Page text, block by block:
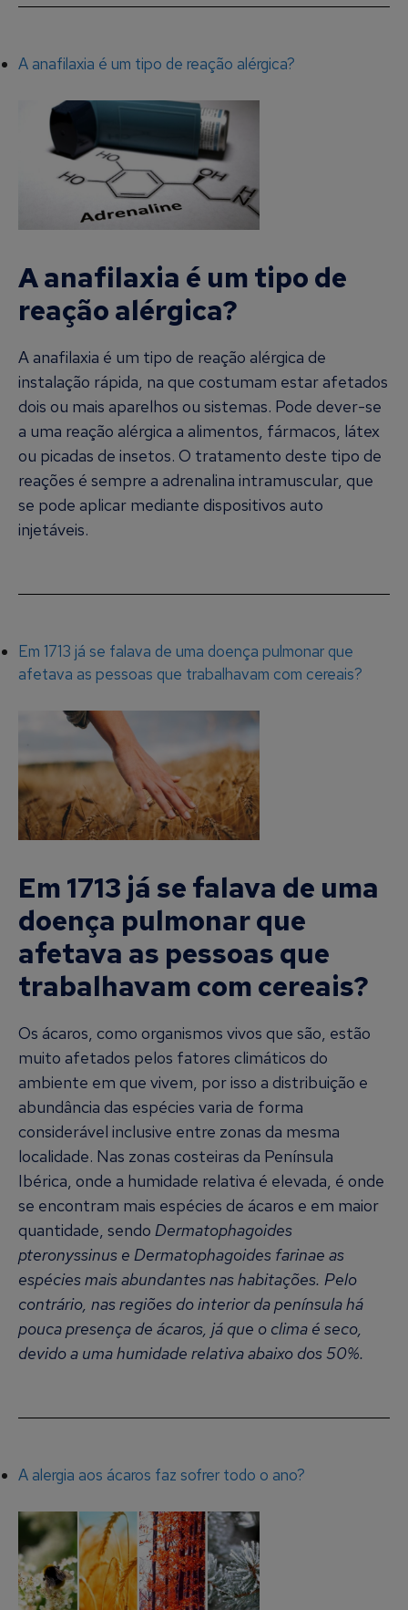
A anafilaxia é um tipo de reação alérgica?
A anafilaxia é um tipo de
reação alérgica?
A anafilaxia é um tipo de reação alérgica de
instalação rápida, na que costumam estar afetados
dois ou mais aparelhos ou sistemas. Pode dever-se
a uma reação alérgica a alimentos, fármacos, látex
ou picadas de insetos. O tratamento deste tipo de
reações é sempre a adrenalina intramuscular, que
se pode aplicar mediante dispositivos auto
injetáveis.
Em 1713 já se falava de uma doença pulmonar que
afetava as pessoas que trabalhavam com cereais?
Em 1713 já se falava de uma
doença pulmonar que
afetava as pessoas que
trabalhavam com cereais?
Os ácaros, como organismos vivos que são, estão
muito afetados pelos fatores climáticos do
ambiente em que vivem, por isso a distribuição e
abundância das espécies varia de forma
considerável inclusive entre zonas da mesma
localidade. Nas zonas costeiras da Península
Ibérica, onde a humidade relativa é elevada, é onde
se encontram mais espécies de ácaros e em maior
quantidade, sendo Dermatophagoides
pteronyssinus e Dermatophagoides farinae as
espécies mais abundantes nas habitações. Pelo
contrário, nas regiões do interior da península há
pouca presença de ácaros, já que o clima é seco,
devido a uma humidade relativa abaixo dos 50%.
A alergia aos ácaros faz sofrer todo o ano?